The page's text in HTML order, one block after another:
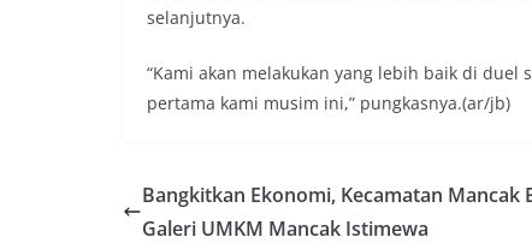
selanjutnya.
“Kami akan melakukan yang lebih baik di
pertama kami musim ini,” pungkasnya.(ar/jb)
Bangkitkan Ekonomi, Kecamatan Mancak
Galeri UMKM Mancak Istimewa